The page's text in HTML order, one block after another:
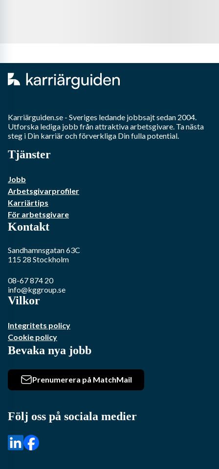
Karriärguiden.se - Sveriges ledande jobbsajt sedan 2004.
Utforska lediga jobb från attraktiva arbetsgivare. Ta nästa
steg i Din karriär och förverkliga Din fulla potential.
Tjänster
Jobb
Arbetsgivarprofiler
Karriärtips
För arbetsgivare
Kontakt
Sandhamnsgatan 63C
115 28 Stockholm
08-67 874 20
info@kggroup.se
Vilkor
Integritets policy
Cookie policy
Bevaka nya jobb
Prenumerera på MatchMail
Följ oss på sociala medier